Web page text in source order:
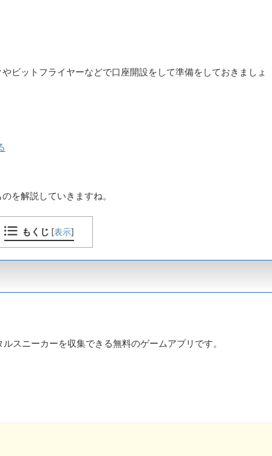
ビットフライヤーなどで口座開設をして準備をしておきましょ
を解説していきますね。
もくじ [表示]
スニーカーを収集できる無料のゲームアプリです。